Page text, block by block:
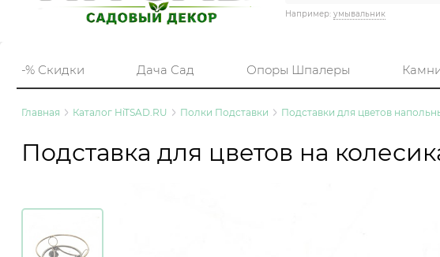
Например: умывальник
-% Скидки Дача Сад Опоры Шпалеры
Главная Каталог HiTSAD.RU Полки Подставки Подставки для цветов
Подставка для цветов на